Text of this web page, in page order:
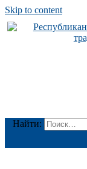
Skip to content
Найти: